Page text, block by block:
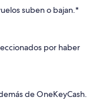
suben o bajan.*
por haber
de OneKeyCash.